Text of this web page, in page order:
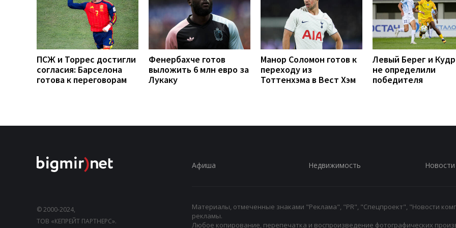
ПСЖ и Торрес достигли
согласия: Барселона
готова к переговорам
Фенербахче готов
выложить 6 млн евро за
Лукаку
Манор Соломон готов к
переходу из
Тоттенхэма в Вест Хэм
Левый Берег и
не определили
победителя
© 2000-2024,
ТОВ «КЕПРЕЙТ ПАРТНЕРС».
Афиша Недвижимость Новости
Материалы, отмеченные знаками "Реклама", "PR", "Спецпроект", "Новости
рекламы.
Любое копирование, перепечатка и воспроизведение фотографических